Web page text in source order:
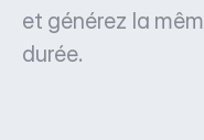
et générez la
durée.